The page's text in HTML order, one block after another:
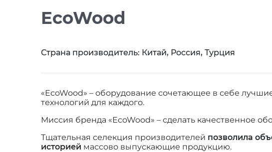
EcoWood
Страна производитель: Китай, Россия, Турция
«EcoWood» – оборудование сочетающее в себе
технологий для каждого.
Миссия бренда «EcoWood» – сделать качественное
Тщательная селекция производителей позволила
историей массово выпускающие продукцию.